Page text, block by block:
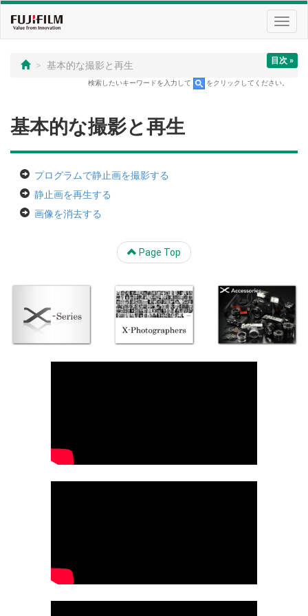
目次 »
基本的な撮影と再生
検索したいキーワードを入力して をクリックしてください。
基本的な撮影と再生
プログラムで静止画を撮影する
静止画を再生する
画像を消去する
Page Top